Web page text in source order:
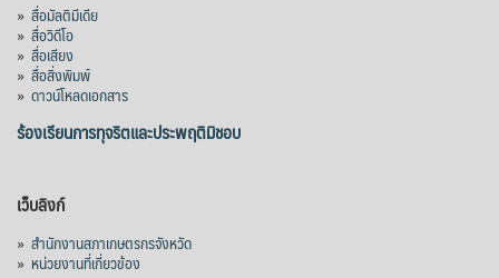
» สื่อมัลติมีเดีย
» สื่อวิดีโอ
» สื่อเสียง
» สื่อสิ่งพิมพ์
» ดาวน์โหลดเอกสาร
ร้องเรียนการทุจริตและประพฤติมิชอบ
เว็บลิงก์
» สำนักงานสภาเกษตรกรจังหวัด
» หน่วยงานที่เกี่ยวข้อง